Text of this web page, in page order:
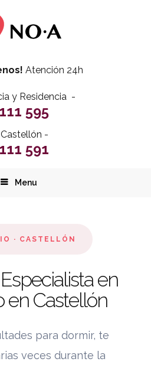
Atención 24h
y Residencia -
595
-
591
Menu
· CASTELLÓN
en
en Castellón
para dormir, te
veces durante la